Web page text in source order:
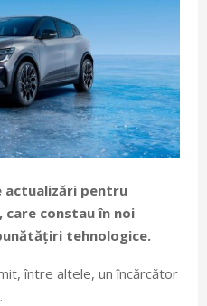
actualizări pentru
care constau în noi
tehnologice.
între altele, un încărcător